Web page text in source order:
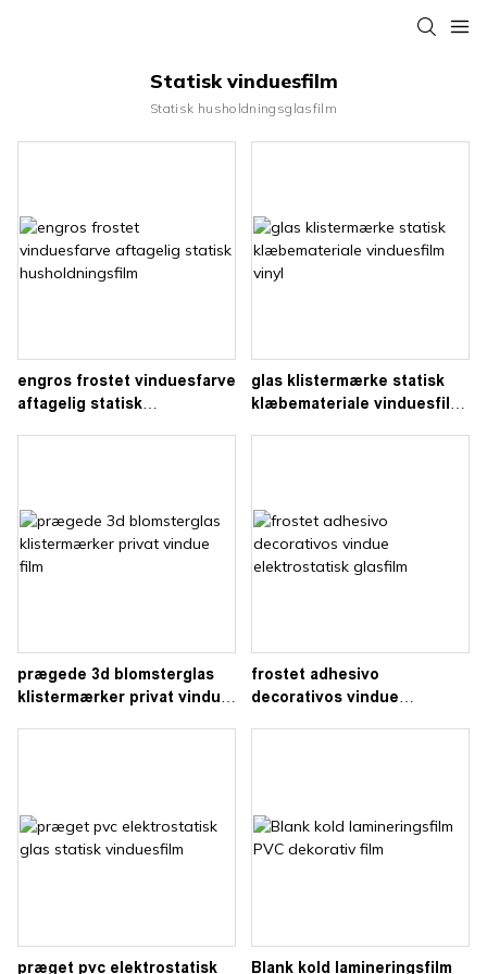
Statisk vinduesfilm
Statisk husholdningsglasfilm
engros frostet vinduesfarve
aftagelig statisk
glas klistermærke statisk
klæbemateriale vinduesfilm
prægede 3d blomsterglas
klistermærker privat vindue
frostet adhesivo
decorativos vindue
præget pvc elektrostatisk Blank kold lamineringsfilm